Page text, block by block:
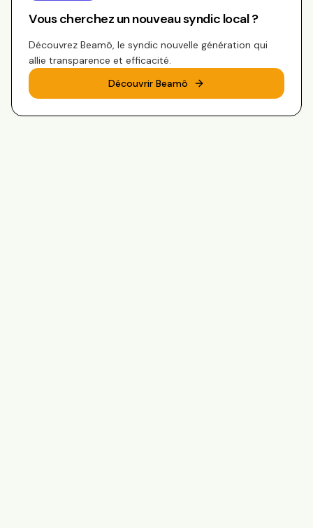
Vous cherchez un nouveau syndic local ?
Découvrez Beamô, le syndic nouvelle génération qui
allie transparence et efficacité.
Découvrir Beamô